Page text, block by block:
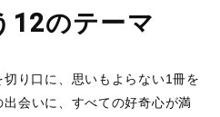
12のテーマ
り口に、思いもよらない1冊を
会いに、すべての好奇心が満